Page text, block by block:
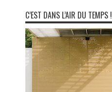
C’EST DANS L’AIR DU TEMPS !